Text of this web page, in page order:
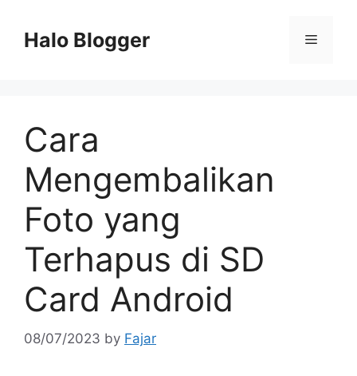
contentHalo Blogger Menu
Cara
Mengembalikan
Foto yang
Terhapus di SD
Card Android
08/07/2023 by Fajar